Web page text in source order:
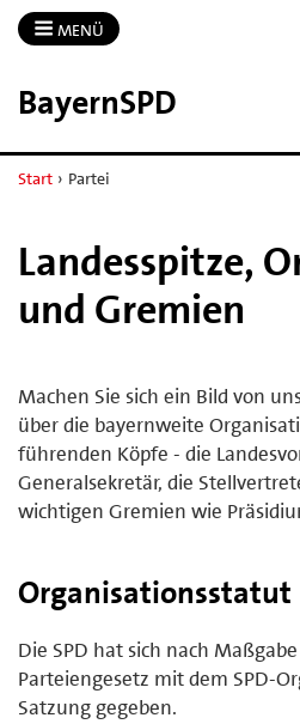
MENÜ
BayernSPD
Start › Partei
Landesspitze,
und Gremien
Machen Sie sich ein Bild von
über die bayernweite
führenden Köpfe - die
Generalsekretär, die
wichtigen Gremien wie
Organisationsstatut
Die SPD hat sich nach Maßgabe
Parteiengesetz mit dem SPD-
Satzung gegeben.